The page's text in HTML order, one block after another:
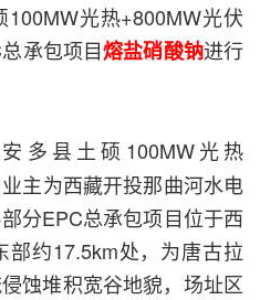
光热+800MW光伏
承包项目熔盐硝酸钠进行
多县土硕100MW光热
主为西藏开投那曲河水电
分EPC总承包项目位于西
约17.5km处，为唐古拉
蚀堆积宽谷地貌，场址区